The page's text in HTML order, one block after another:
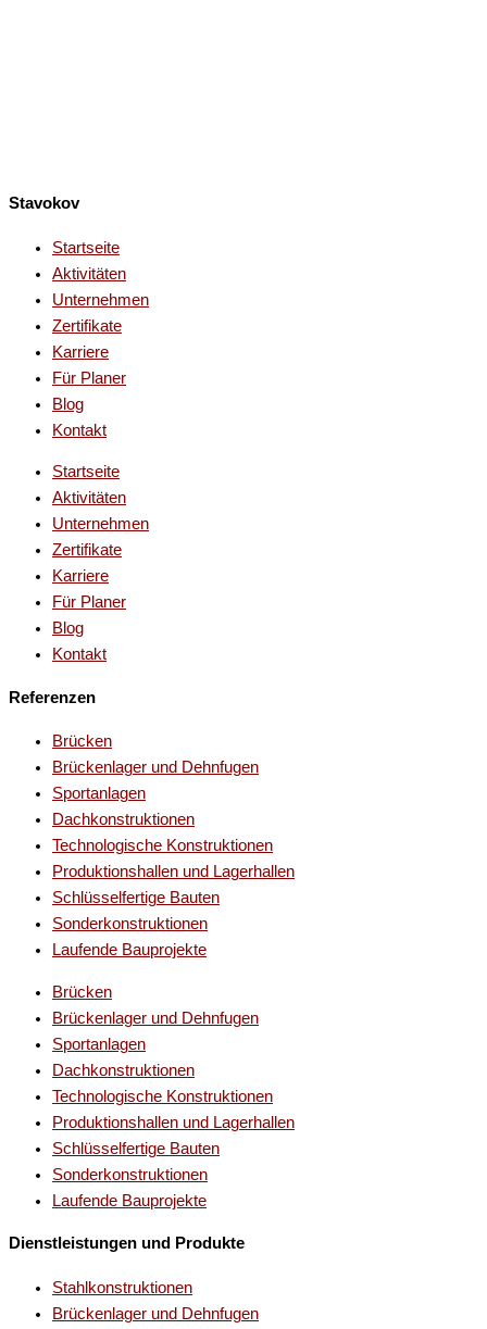
Stavokov
Startseite
Aktivitäten
Unternehmen
Zertifikate
Karriere
Für Planer
Blog
Kontakt
Startseite
Aktivitäten
Unternehmen
Zertifikate
Karriere
Für Planer
Blog
Kontakt
Referenzen
Brücken
Brückenlager und Dehnfugen
Sportanlagen
Dachkonstruktionen
Technologische Konstruktionen
Produktionshallen und Lagerhallen
Schlüsselfertige Bauten
Sonderkonstruktionen
Laufende Bauprojekte
Brücken
Brückenlager und Dehnfugen
Sportanlagen
Dachkonstruktionen
Technologische Konstruktionen
Produktionshallen und Lagerhallen
Schlüsselfertige Bauten
Sonderkonstruktionen
Laufende Bauprojekte
Dienstleistungen und Produkte
Stahlkonstruktionen
Brückenlager und Dehnfugen